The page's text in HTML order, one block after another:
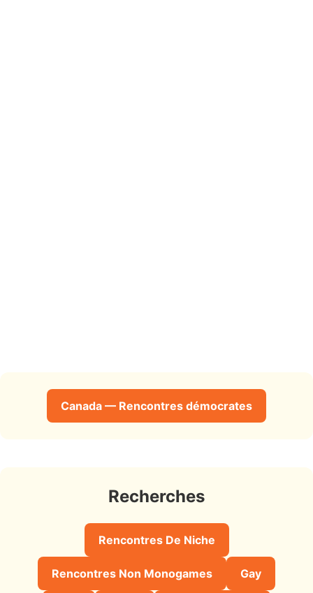
Canada — Rencontres démocrates
Recherches
Rencontres De Niche
Rencontres Non Monogames Gay